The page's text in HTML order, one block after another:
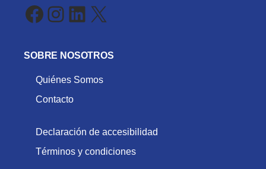
Facebook
Instagram
LinkedIn
X
SOBRE NOSOTROS
Quiénes Somos
Contacto
Declaración de accesibilidad
Términos y condiciones